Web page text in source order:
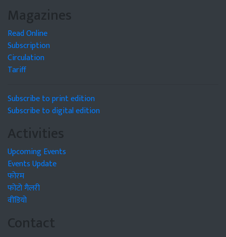
Magazines
Read Online
Subscription
Circulation
Tariff
Subscribe to print edition
Subscribe to digital edition
Activities
Upcoming Events
Events Update
फोरम
फोटो गैलरी
वीडियो
Contact